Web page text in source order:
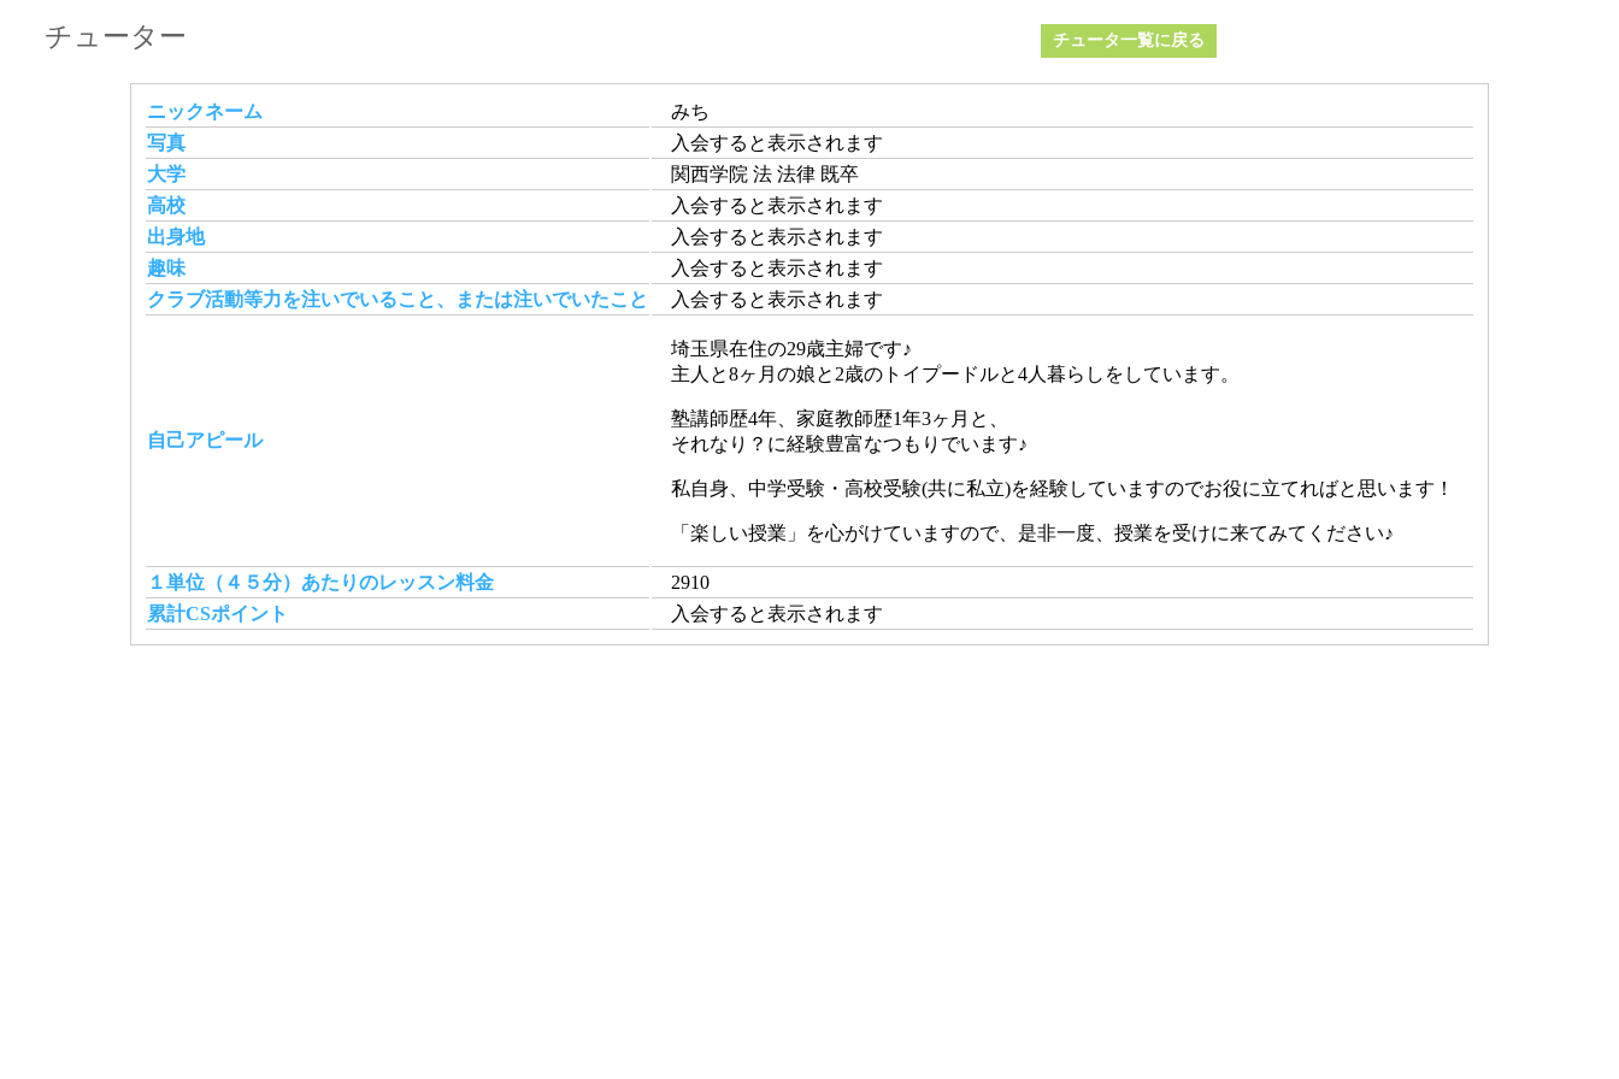
チューター チュータ一覧に戻る
ニックネーム
みち
写真
入会すると表示されます
大学
関西学院 法 法律 既卒
高校
入会すると表示されます
出身地
入会すると表示されます
趣味
入会すると表示されます
クラブ活動等力を注いでいること、または注いでいたこと
入会すると表示されます
自己アピール
埼玉県在住の29歳主婦です♪
主人と8ヶ月の娘と2歳のトイプードルと4人暮らしをしています。
塾講師歴4年、家庭教師歴1年3ヶ月と、
それなり？に経験豊富なつもりでいます♪
私自身、中学受験・高校受験(共に私立)を経験していますのでお役に立てればと思います！
「楽しい授業」を心がけていますので、是非一度、授業を受けに来てみてください♪
１単位（４５分）あたりのレッスン料金
2910
累計CSポイント
入会すると表示されます